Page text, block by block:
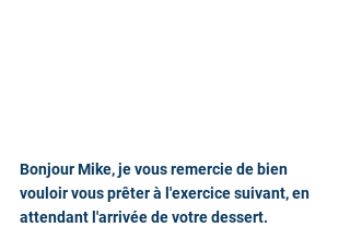
Bonjour Mike, je vous remercie de bien
vouloir vous prêter à l'exercice suivant, en
attendant l'arrivée de votre dessert.